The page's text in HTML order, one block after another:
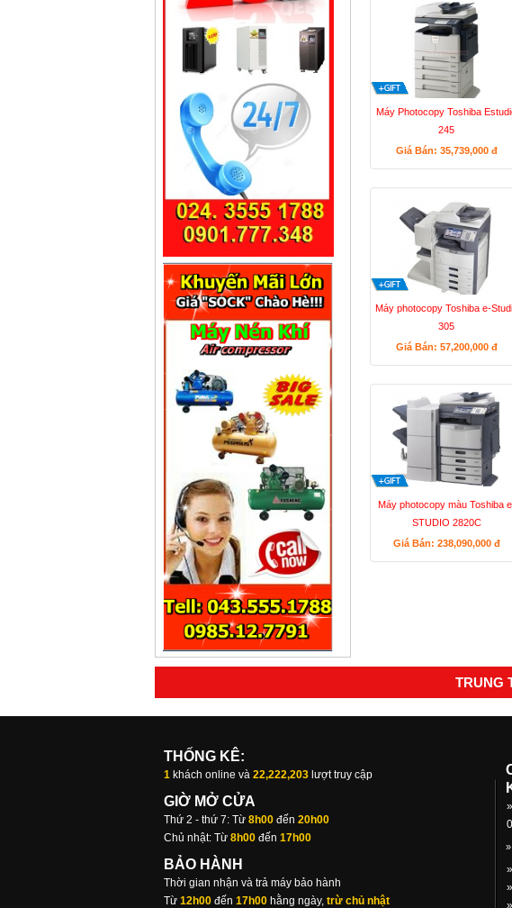
Máy Photocopy Toshiba
245
Giá Bán: 35,739,000 đ
Máy photocopy Toshiba e-
305
Giá Bán: 57,200,000 đ
Máy photocopy màu Toshiba
STUDIO 2820C
Giá Bán: 238,090,000 đ
TRUNG
THỐNG KÊ:
1 khách online và 22,222,203 lượt truy cập
GIỜ MỞ CỬA
Thứ 2 - thứ 7: Từ 8h00 đến 20h00
Chủ nhật: Từ 8h00 đến 17h00
BẢO HÀNH
Thời gian nhận và trả máy bảo hành
Từ 12h00 đến 17h00 hằng ngày, trừ chủ nhật
»